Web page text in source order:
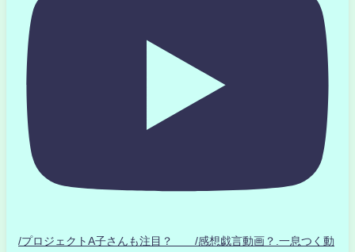
/プロジェクトA子さんも注目？ /感想戯言動画？.一息つく動